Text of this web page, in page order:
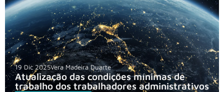
Atualização das condições mínimas de
trabalho dos trabalhadores administrativos
19 Dic 2025Vera Madeira Duarte